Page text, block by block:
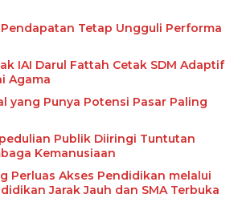
Tetap Ungguli Performa
IAI Darul Fattah Cetak SDM Adaptif
Agama
yang Punya Potensi Pasar Paling
Publik Diiringi Tuntutan
Kemanusiaan
Perluas Akses Pendidikan melalui
Jarak Jauh dan SMA Terbuka